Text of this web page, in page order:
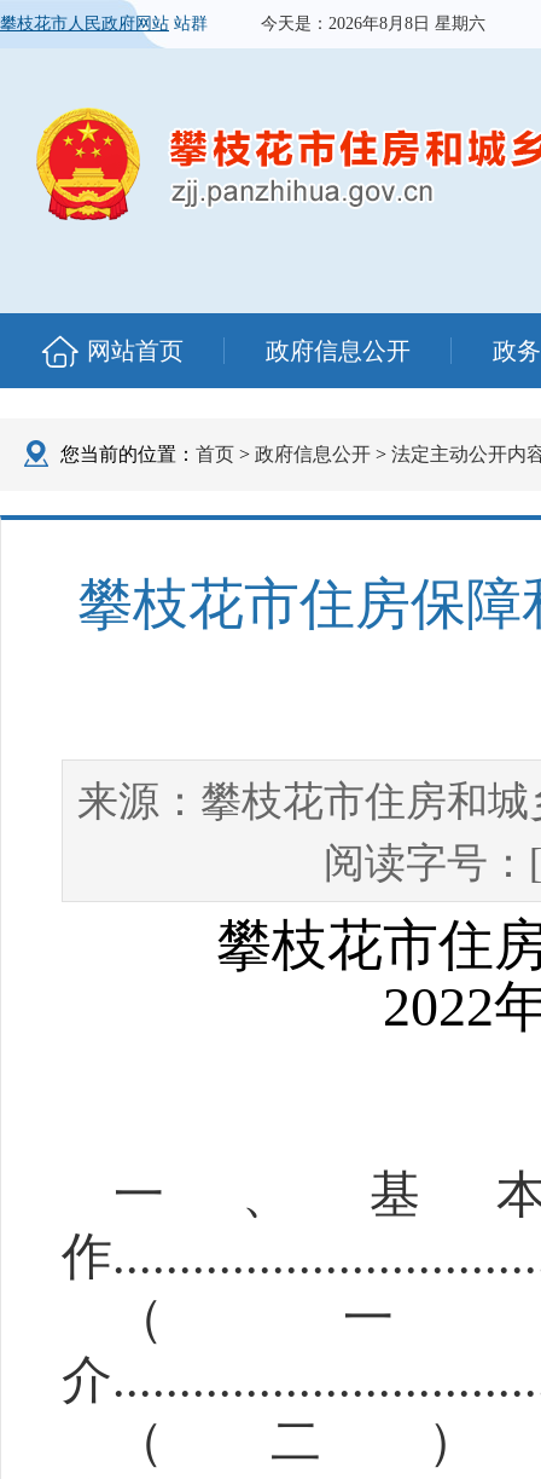
攀枝花市人民政府网站 站群 今天是： 2026年8月8日 星期六
网站首页 政府信息公开 政
您当前的位置： 首页 > 政府信息公开 > 法定主动公开内
攀枝花市住房保障
来源： 攀枝花市住房和
阅读字号
攀枝花市住
2022
一、 基
作
（
介..............................
（二